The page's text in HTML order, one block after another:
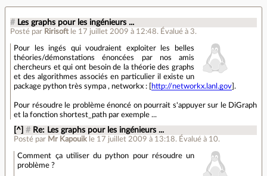
# Les graphs pour les ingénieurs ...
Posté par Ririsoft le 17 juillet 2009 à 12:48. Évalué à 3.
Pour les ingés qui voudraient exploiter les belles
théories/démonstations énoncées par nos amis
chercheurs et qui ont besoin de la théorie des graphs
et des algorithmes associés en particulier il existe un
package python très sympa , networkx : [
http://networkx.lanl.gov ].
Pour résoudre le problème énoncé on pourrait s'appuyer sur le DiGraph
et la fonction shortest_path par exemple ...
[^] # Re: Les graphs pour les ingénieurs ...
Posté par Mr Kapouik le 17 juillet 2009 à 13:18. Évalué à 10.
Comment ça utiliser du python pour résoudre un
problème ?